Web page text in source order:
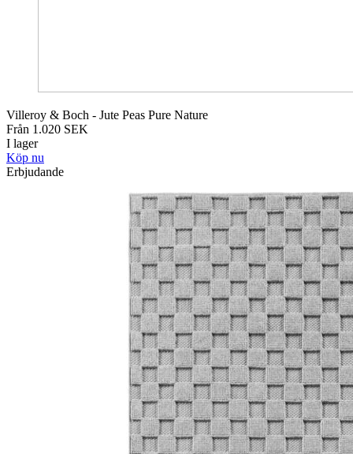
Villeroy & Boch - Jute Peas Pure Nature
Från 1.020 SEK
I lager
Köp nu
Erbjudande